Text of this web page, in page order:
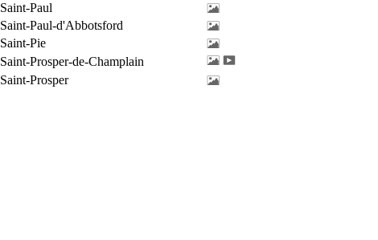
Saint-Paul
Saint-Paul-d'Abbotsford
Saint-Pie
Saint-Prosper-de-Champlain
Saint-Prosper